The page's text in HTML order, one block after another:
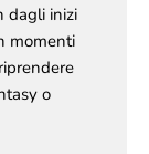
dagli inizi
momenti
o